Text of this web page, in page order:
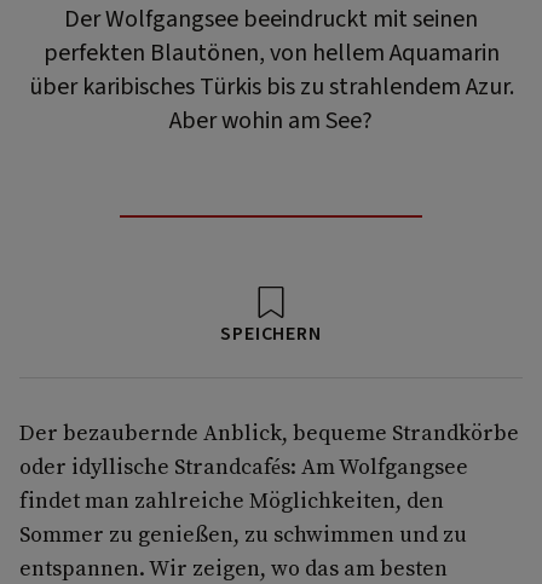
Der Wolfgangsee beeindruckt mit seinen
perfekten Blautönen, von hellem Aquamarin
über karibisches Türkis bis zu strahlendem Azur.
Aber wohin am See?
SPEICHERN
Der bezaubernde Anblick, bequeme Strandkörbe
oder idyllische Strandcafés: Am Wolfgangsee
findet man zahlreiche Möglichkeiten, den
Sommer zu genießen, zu schwimmen und zu
entspannen. Wir zeigen, wo das am besten